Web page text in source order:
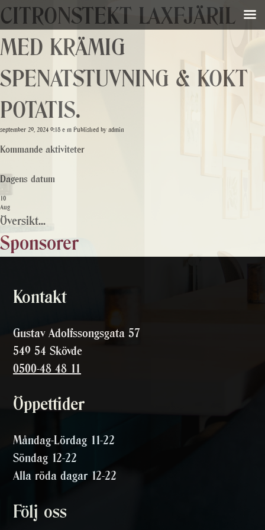
CITRONSTEKT LAXFJÄRIL
MED KRÄMIG
SPENATSTUVNING & KOKT
POTATIS.
september 29, 2024 9:18 e m Published by admin
Kommande aktiviteter
Dagens datum
10
Aug
Översikt...
Sponsorer
Kontakt
Gustav Adolfssongsgata 57
549 54 Skövde
0500-48 48 11
Öppettider
Måndag-Lördag 11-22
Söndag 12-22
Alla röda dagar 12-22
Följ oss